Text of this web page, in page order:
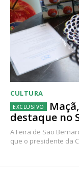
CULTURA
destaque no
A Feira de São
que o presidente da